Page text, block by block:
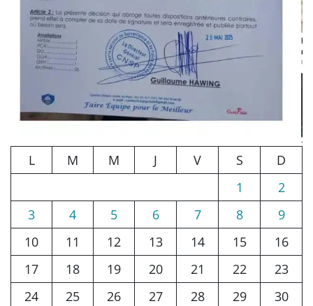
L M M J V S
D
1
2
3
4 5 6 7 8
9
10
11 12 13 14 15
16
17
18 19 20 21 22
23
24
25 26 27 28 29
30